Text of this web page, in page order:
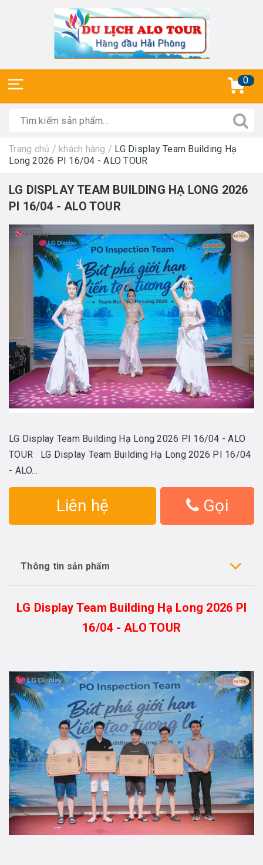
0
Trang chủ / khách hàng / LG Display Team Building Hạ
Long 2026 PI 16/04 - ALO TOUR
LG DISPLAY TEAM BUILDING HẠ LONG 2026
PI 16/04 - ALO TOUR
LG Display Team Building Hạ Long 2026 PI 16/04 - ALO
TOUR LG Display Team Building Hạ Long 2026 PI 16/04
- ALO...
Liên hệ Gọi
Thông tin sản phẩm
LG Display Team Building Hạ Long 2026 PI
16/04 - ALO TOUR